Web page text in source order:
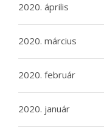
2020. április
2020. március
2020. február
2020. január